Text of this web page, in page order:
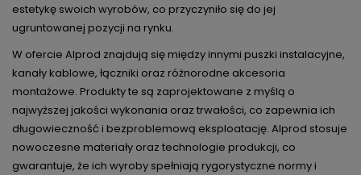
estetykę swoich wyrobów, co przyczyniło się do jej
ugruntowanej pozycji na rynku.
W ofercie Alprod znajdują się między innymi puszki instalacyjne,
kanały kablowe, łączniki oraz różnorodne akcesoria
montażowe. Produkty te są zaprojektowane z myślą o
najwyższej jakości wykonania oraz trwałości, co zapewnia ich
długowieczność i bezproblemową eksploatację. Alprod stosuje
nowoczesne materiały oraz technologie produkcji, co
gwarantuje, że ich wyroby spełniają rygorystyczne normy i